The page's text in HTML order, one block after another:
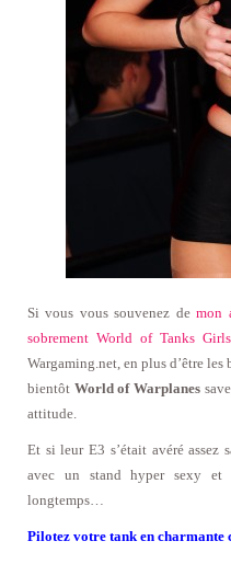
Si vous vous souvenez demon
sobrement World of Tanks Girls
Wargaming.net, en plus d’être
bientôt World of Warplanes
attitude.
Et si leur E3 s’était avéré assez
avec un stand hyper sexy et
longtemps…
Pilotez votre tank en charmante